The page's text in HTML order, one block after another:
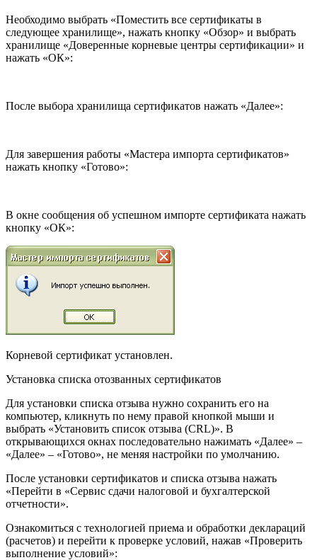
Необходимо выбрать «Поместить все сертификаты в
следующее хранилище», нажать кнопку «Обзор» и выбрать
хранилище «Доверенные корневые центры сертификации» и
нажать «ОК»:
После выбора хранилища сертификатов нажать «Далее»:
Для завершения работы «Мастера импорта сертификатов»
нажать кнопку «Готово»:
В окне сообщения об успешном импорте сертификата нажать
кнопку «ОК»:
Корневой сертификат установлен.
Установка списка отозванных сертификатов
Для установки списка отзыва нужно сохранить его на
компьютер, кликнуть по нему правой кнопкой мыши и
выбрать «Установить список отзыва (CRL)». В
открывающихся окнах последовательно нажимать «Далее» –
«Далее» – «Готово», не меняя настройки по умолчанию.
После установки сертификатов и списка отзыва нажать
«Перейти в «Сервис сдачи налоговой и бухгалтерской
отчетности».
Ознакомиться с технологией приема и обработки деклараций
(расчетов) и перейти к проверке условий, нажав «Проверить
выполнение условий»: